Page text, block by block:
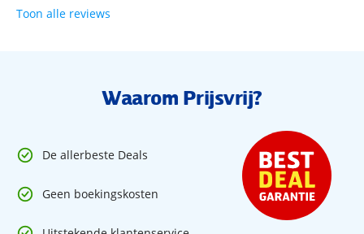
Toon alle reviews
Waarom Prijsvrij?
De allerbeste Deals
Geen boekingskosten